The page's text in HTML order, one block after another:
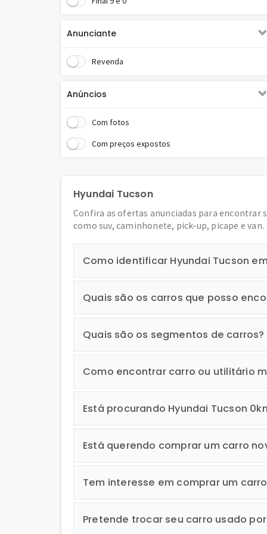
Trava elétrica - Carros
Anunciante
Revenda
Anúncios
Com fotos
Com preços expostos
Hyundai Tucson
Confira as ofertas anunciadas para encontrar
como suv, caminhonete, pick-up, picape e van.
Como identificar Hyundai Tucson
Quais são os carros que posso
Quais são os segmentos de carros?
Como encontrar carro ou utilitário
Está procurando Hyundai Tucson
Está querendo comprar um carro
Tem interesse em comprar um
Pretende trocar seu carro usado